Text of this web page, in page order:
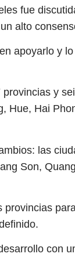
fue
alto
apoyarlo y
y
Hue, Hai
las
Son,
con